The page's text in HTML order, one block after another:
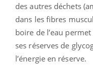
des autres déchets
dans les fibres
boire de l’eau
ses réserves de
l’énergie en réserve.